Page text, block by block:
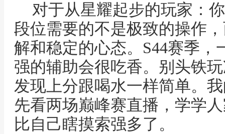
对于从星耀起步的玩家：
段位需要的不是极致的操作
解和稳定的心态。S44赛季
强的辅助会很吃香。别头铁
发现上分跟喝水一样简单。
先看两场巅峰赛直播，学学
比自己瞎摸索强多了。